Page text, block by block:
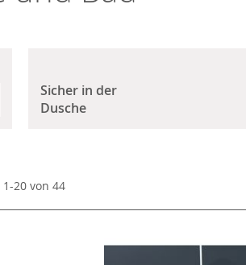
Sicher in der
Dusche
1-20 von44